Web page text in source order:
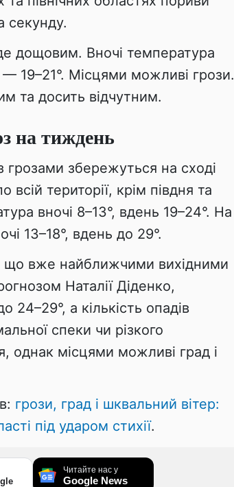
секунду.
дощовим. Вночі температура
— 19–21°. Місцями можливі грози.
та досить відчутним.
на тиждень
грозами збережуться на сході
території, крім півдня та
вночі 8–13°, вдень 19–24°. На
13–18°, вдень до 29°.
що вже найближчими вихідними
Наталії Діденко,
24–29°, а кількість опадів
спеки чи різкого
однак місцями можливі град і
грози, град і шквальний вітер:
під ударом стихії.
Читайте нас у
Google News